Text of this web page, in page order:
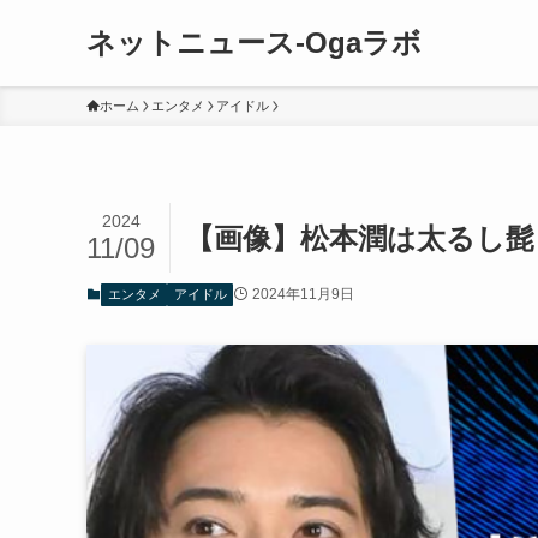
ネットニュース-Ogaラボ
ホーム エンタメ アイドル
【画像】松本潤は太るし
2024
11/09
エンタメ アイドル 2024年11月9日